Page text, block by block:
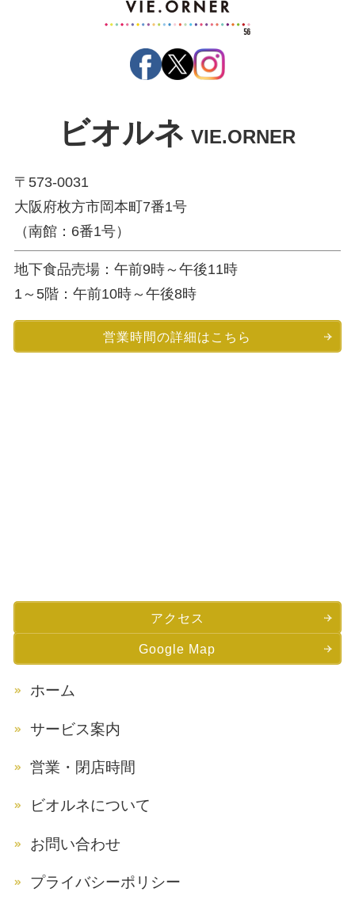
ビオルネ VIE.ORNER
〒573-0031
大阪府枚方市岡本町7番1号
（南館：6番1号）
地下食品売場：午前9時～午後11時
1～5階：午前10時～午後8時
営業時間の詳細はこちら
アクセス
Google Map
ホーム
サービス案内
営業・閉店時間
ビオルネについて
お問い合わせ
プライバシーポリシー